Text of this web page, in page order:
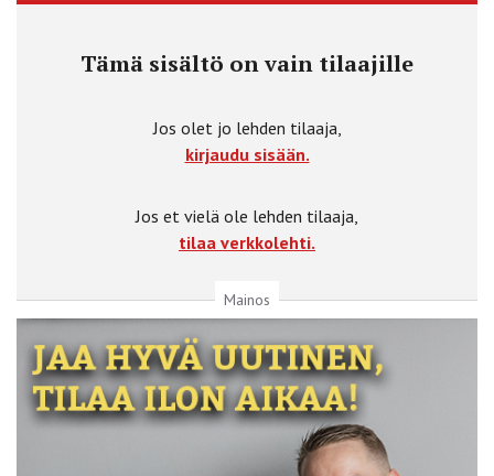
Tämä sisältö on vain tilaajille
Jos olet jo lehden tilaaja,
kirjaudu sisään.
Jos et vielä ole lehden tilaaja,
tilaa verkkolehti.
Mainos